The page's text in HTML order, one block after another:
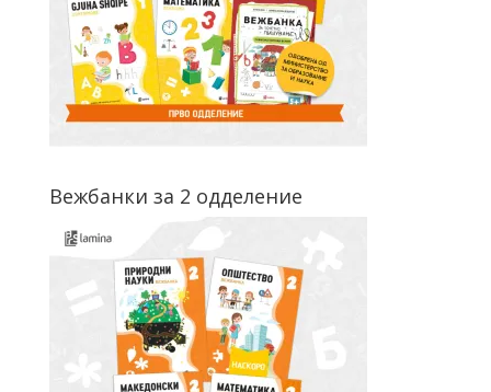
Вежбанки за 2 одделение